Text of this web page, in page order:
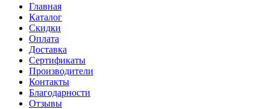
Главная
Каталог
Скидки
Оплата
Доставка
Сертификаты
Производители
Контакты
Благодарности
Отзывы